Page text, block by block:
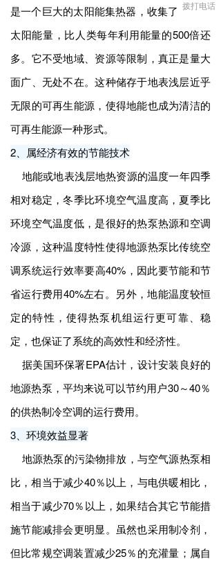
拨打电话
是一个巨大的太阳能集热器，收集了47％的
太阳能量，比人类每年利用能量的500倍还
多。它不受地域、资源等限制，真正是量大
面广、无处不在。这种储存于地表浅层近乎
无限的可再生能源，使得地能也成为清洁的
可再生能源一种形式。
2、属经济有效的节能技术
地能或地表浅层地热资源的温度一年四季
相对稳定，冬季比环境空气温度高，夏季比
环境空气温度低，是很好的热泵热源和空调
冷源，这种温度特性使得地源热泵比传统空
调系统运行效率要高40%，因此要节能和节
省运行费用40%左右。另外，地能温度较恒
定的特性，使得热泵机组运行更可靠、稳
定，也保证了系统的高效性和经济性。
据美国环保署EPA估计，设计安装良好的
地源热泵，平均来说可以节约用户30～40％
的供热制冷空调的运行费用。
3、环境效益显著
地源热泵的污染物排放，与空气源热泵相
比，相当于减少40％以上，与电供暖相比，
相当于减少70％以上，如果结合其它节能措
施节能减排会更明显。虽然也采用制冷剂，
但比常规空调装置减少25％的充灌量；属自